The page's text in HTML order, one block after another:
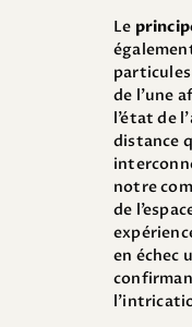
Le
de l’une
l’état de
distance
notre
de
en échec